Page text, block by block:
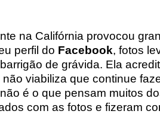
na Califórnia provocou
perfil do Facebook, fotos
de grávida. Ela
viabiliza que continue
é o que pensam muitos
com as fotos e fizeram